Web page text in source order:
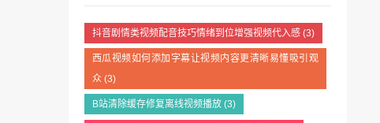
抖音剧情类视频配音技巧情绪到位增强视频代入感(3)
西瓜视频如何添加字幕让视频内容更清晰易懂吸引观
众(3)
B站清除缓存修复离线视频播放(3)